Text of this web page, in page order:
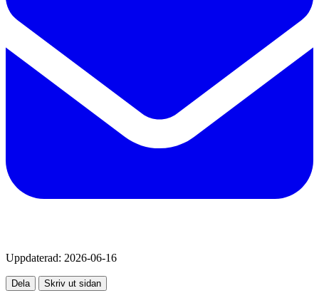
Uppdaterad: 2026-06-16
Dela Skriv ut sidan